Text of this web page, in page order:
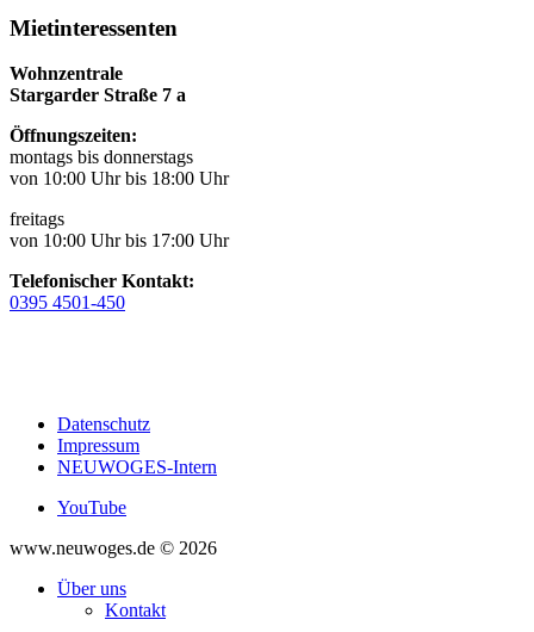
Mietinteressenten
Wohnzentrale
Stargarder Straße 7 a
Öffnungszeiten:
montags bis donnerstags
von 10:00 Uhr bis 18:00 Uhr
freitags
von 10:00 Uhr bis 17:00 Uhr
Telefonischer Kontakt:
0395 4501-450
Datenschutz
Impressum
NEUWOGES-Intern
YouTube
www.neuwoges.de © 2026
Über uns
Kontakt